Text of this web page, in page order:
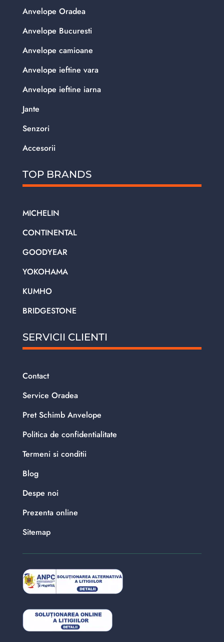
Anvelope Oradea
Anvelope Bucuresti
Anvelope camioane
Anvelope ieftine vara
Anvelope ieftine iarna
Jante
Senzori
Accesorii
TOP BRANDS
MICHELIN
CONTINENTAL
GOODYEAR
YOKOHAMA
KUMHO
BRIDGESTONE
SERVICII CLIENTI
Contact
Service Oradea
Pret Schimb Anvelope
Politica de confidentialitate
Termeni si conditii
Blog
Despe noi
Prezenta online
Sitemap